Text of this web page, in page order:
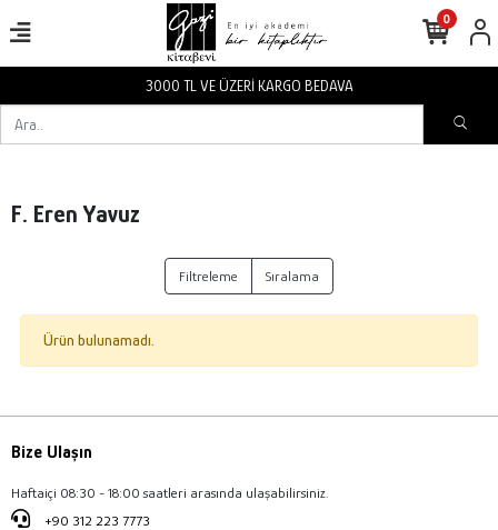
3000 TL VE ÜZERİ KARGO BEDAVA
0
F. Eren Yavuz
Filtreleme Sıralama
Ürün bulunamadı.
Bize Ulaşın
Haftaiçi 08:30 - 18:00 saatleri arasında ulaşabilirsiniz.
+90 312 223 7773